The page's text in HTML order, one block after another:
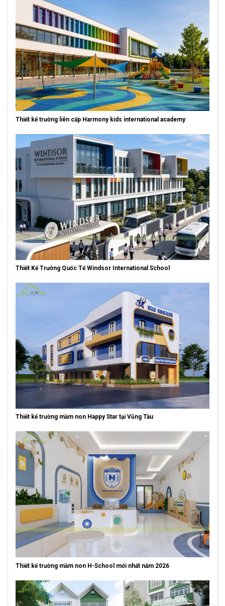
Thiết kế trường liên cấp Harmony kids international academy
Thiết Kế Trường Quốc Tế Windsor International School
Thiết kế trường mầm non Happy Star tại Vũng Tàu
Thiết kế trường mầm non H-School mới nhất năm 2026